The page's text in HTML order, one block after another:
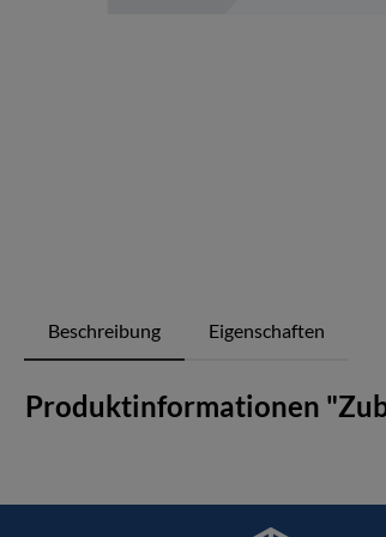
Beschreibung Eigenschaften
Produktinformationen